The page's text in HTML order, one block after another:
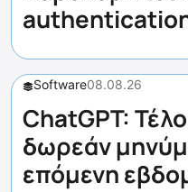
Software08.08.26
ChatGPT:
δωρεάν
επόμενη